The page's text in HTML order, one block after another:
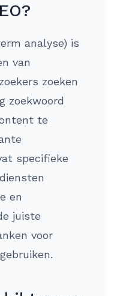
analyse) is
van
zoeken
zoekwoord
te
specifieke
en
juiste
voor